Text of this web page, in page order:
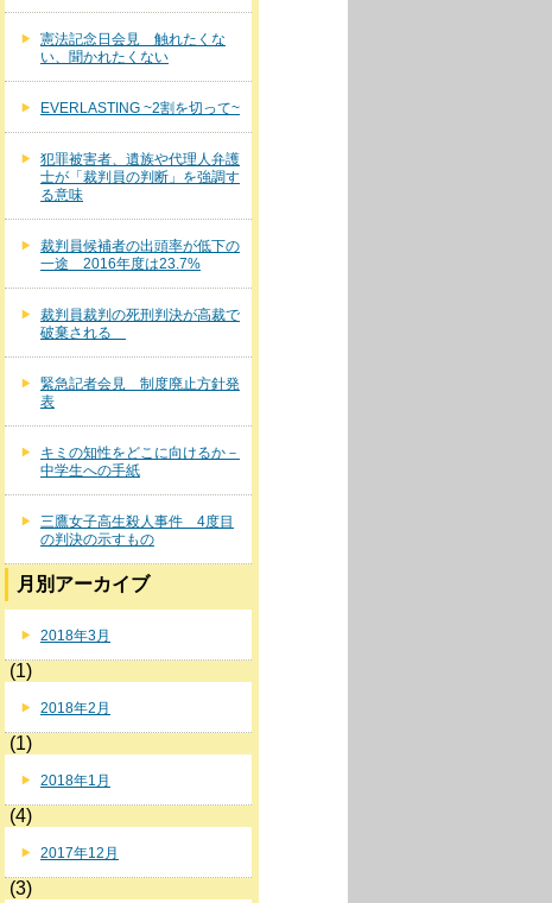
憲法記念日会見 触れたくな
い、聞かれたくない
EVERLASTING ~2割を切って~
犯罪被害者、遺族や代理人弁護
士が「裁判員の判断」を強調す
る意味
裁判員候補者の出頭率が低下の
一途 2016年度は23.7%
裁判員裁判の死刑判決が高裁で
破棄される
緊急記者会見 制度廃止方針発
表
キミの知性をどこに向けるか－
中学生への手紙
三鷹女子高生殺人事件 4度目
の判決の示すもの
月別アーカイブ
2018年3月
(1)
2018年2月
(1)
2018年1月
(4)
2017年12月
(3)